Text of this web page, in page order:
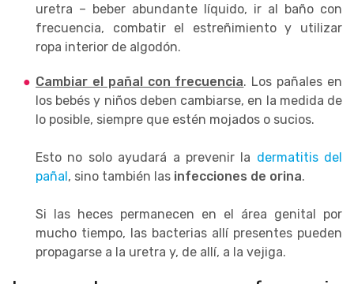
uretra – beber abundante líquido, ir al baño con
frecuencia, combatir el estreñimiento y utilizar
ropa interior de algodón.
Cambiar el pañal con frecuencia. Los pañales en
los bebés y niños deben cambiarse, en la medida de
lo posible, siempre que estén mojados o sucios.
Esto no solo ayudará a prevenir la dermatitis del
pañal, sino también las infecciones de orina.
Si las heces permanecen en el área genital por
mucho tiempo, las bacterias allí presentes pueden
propagarse a la uretra y, de allí, a la vejiga.